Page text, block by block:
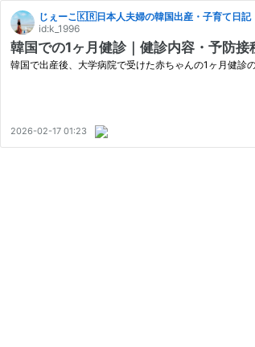
じぇーこ🇰🇷日本人夫婦の韓国出産・子育て日記
id:k_1996
韓国での1ヶ月健診｜健診内容・予防
韓国で出産後、大学病院で受けた赤ちゃんの1ヶ月健診
2026-02-17 01:23